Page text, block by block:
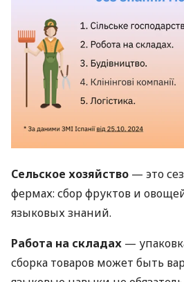
Сельское хозяйство — это
фермах: сбор фруктов и
языковых знаний.
Работа на складах —
сборка товаров может быть